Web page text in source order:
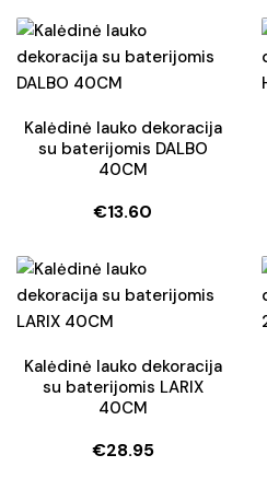
Kalėdinė lauko dekoracija
su baterijomis DALBO
40CM
€13.60
Kalėdinė lauko dekoracija
su baterijomis LARIX
40CM
€28.95